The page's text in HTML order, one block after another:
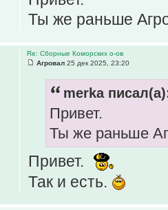
Ты же раньше
Re: Сборные Коморских о-ов
Агровал 25 дек 2025, 23:20
merka
Привет.
Ты же раньше
Привет.
Так и есть.